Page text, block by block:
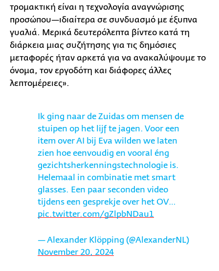
τρομακτική είναι η τεχνολογία αναγνώρισης
προσώπου—ιδιαίτερα σε συνδυασμό με έξυπνα
γυαλιά. Μερικά δευτερόλεπτα βίντεο κατά τη
διάρκεια μιας συζήτησης για τις δημόσιες
μεταφορές ήταν αρκετά για να ανακαλύψουμε το
όνομα, τον εργοδότη και διάφορες άλλες
λεπτομέρειες».
Ik ging naar de Zuidas om mensen de
stuipen op het lijf te jagen. Voor een
item over AI bij Eva wilden we laten
zien hoe eenvoudig en vooral éng
gezichtsherkenningstechnologie is.
Helemaal in combinatie met smart
glasses. Een paar seconden video
tijdens een gesprekje over het OV…
pic.twitter.com/gZlpbNDau1
— Alexander Klöpping (@AlexanderNL)
November 20, 2024